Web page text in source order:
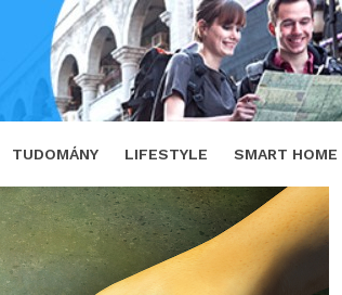
TUDOMÁNY LIFESTYLE SMART HOME
Kiválósági Központ